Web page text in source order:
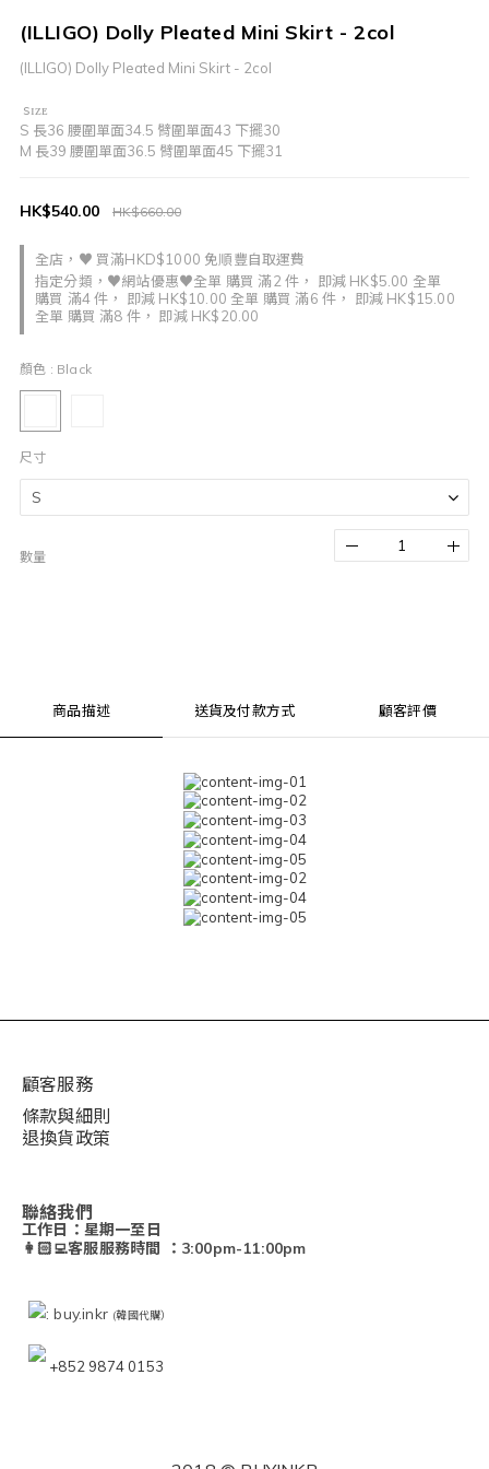
(ILLIGO) Dolly Pleated Mini Skirt - 2col
(ILLIGO) Dolly Pleated Mini Skirt - 2col
sɪᴢᴇ
S 長36 腰圍單面34.5 臂圍單面43 下擺30
M 長39 腰圍單面36.5 臂圍單面45 下擺31
全店，♥ 買滿HKD$1000 免順豐自取運費
指定分類，♥網站優惠♥全單 購買 滿2 件， 即減 HK$5.00 全單
購買 滿4 件， 即減 HK$10.00 全單 購買 滿6 件， 即減 HK$15.00
全單 購買 滿8 件， 即減 HK$20.00
HK$660.00
HK$540.00
顏色 : Black
尺寸
數量
商品描述 送貨及付款方式 顧客評價
顧客服務
條款與細則
退換貨政策
聯絡我們
工作日：星期一至日
👩🏻‍💻客服服務時間 ：3:00pm-11:00pm
: buy.inkr (韓國代購）
+852 9874 0153